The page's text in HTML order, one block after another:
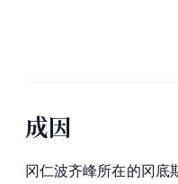
成因
冈仁波齐峰所在的冈底